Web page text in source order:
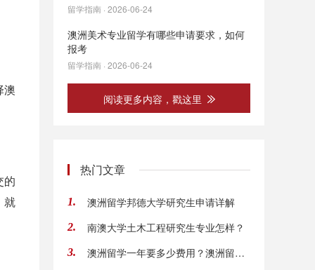
澳
的
就
留学指南 · 2026-06-24
澳洲美术专业留学有哪些申请要求，如何
报考
留学指南 · 2026-06-24
阅读更多内容，戳这里
热门文章
1. 澳洲留学邦德大学研究生申请详解
2. 南澳大学土木工程研究生专业怎样？
3. 澳洲留学一年要多少费用？澳洲留学必须要读预